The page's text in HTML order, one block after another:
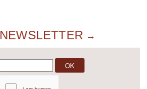
NEWSLETTER